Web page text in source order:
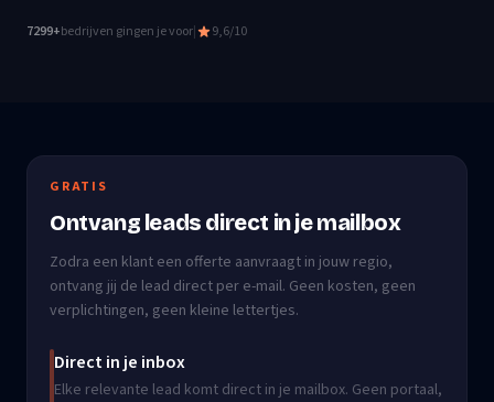
7299+bedrijven gingen je voor| 9,6/10
GRATIS
Ontvang leads direct in je mailbox
Zodra een klant een offerte aanvraagt in jouw regio,
ontvang jij de lead direct per e-mail. Geen kosten, geen
verplichtingen, geen kleine lettertjes.
Direct in je inbox
Elke relevante lead komt direct in je mailbox. Geen portaal,